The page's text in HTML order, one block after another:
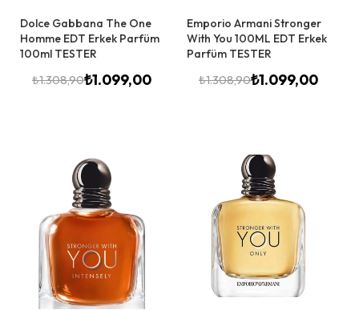
Dolce Gabbana The One
Homme EDT Erkek Parfüm
100ml TESTER
₺1.308,90₺1.099,00
Emporio Armani Stronger
With You 100ML EDT Erkek
Parfüm TESTER
₺1.308,90₺1.099,00